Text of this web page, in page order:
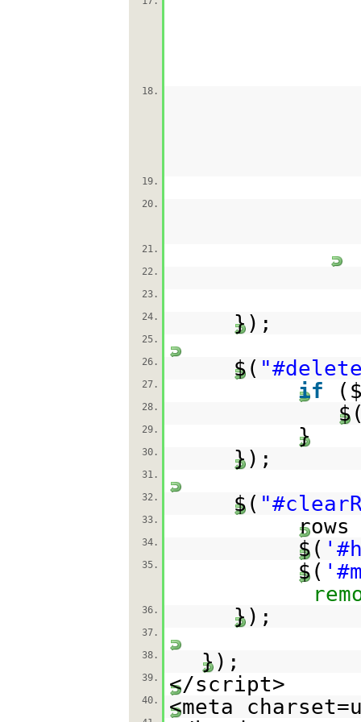
18.
19.
20.
21.
22.
23.
24.
});
25.
26.
$(
27. if
28.
29. }
30. });
31.
32.
$(
33.
34. $(
35. $(
36. });
37.
38.
});
39. </script>
40. <meta